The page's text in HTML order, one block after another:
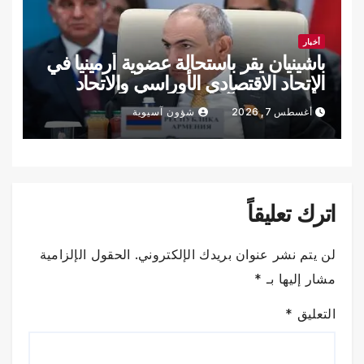
أخبار
باشينيان يقر باستحالة عضوية أرمينيا في
الاتحاد الاقتصادي الأوراسي والاتحاد
الأوروبي في آن واحد
أغسطس 7, 2026 شؤون آسيوية
اترك تعليقاً
لن يتم نشر عنوان بريدك الإلكتروني. الحقول الإلزامية
مشار إليها بـ *
التعليق *